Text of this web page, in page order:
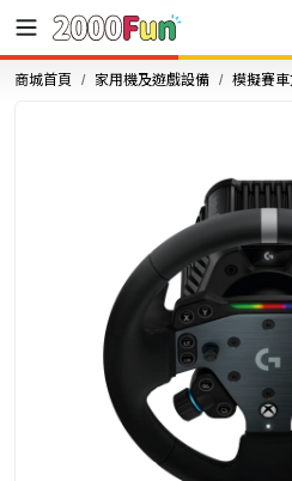
商城首頁 家用機及遊戲設備 模擬賽